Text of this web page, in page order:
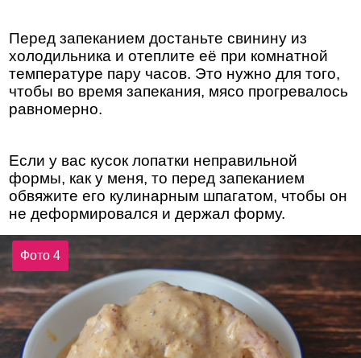
Перед запеканием достаньте свинину из
холодильника и отеплите её при комнатной
температуре пару часов. Это нужно для того,
чтобы во время запекания, мясо прогревалось
равномерно.
Если у вас кусок лопатки неправильной
формы, как у меня, то перед запеканием
обвяжите его кулинарным шпагатом, чтобы он
не деформировался и держал форму.
Фото 4